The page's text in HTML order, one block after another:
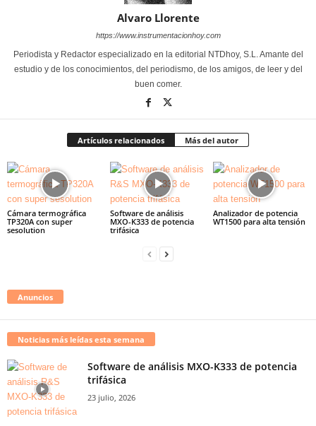
Alvaro Llorente
https://www.instrumentacionhoy.com
Periodista y Redactor especializado en la editorial NTDhoy, S.L. Amante del
estudio y de los conocimientos, del periodismo, de los amigos, de leer y del
buen comer.
Artículos relacionados Más del autor
Cámara termográfica
TP320A con super
sesolution
Software de análisis
MXO-K333 de potencia
trifásica
Analizador de potencia
WT1500 para alta tensión
Anuncios
Noticias más leídas esta semana
Software de análisis MXO-K333 de potencia
trifásica
23 julio, 2026